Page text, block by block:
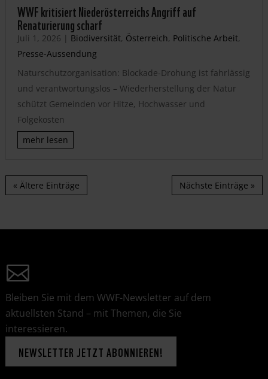
WWF kritisiert Niederösterreichs Angriff auf
Renaturierung scharf
Juli 1, 2026 | Biodiversität, Österreich, Politische Arbeit,
Presse-Aussendung
Naturschutzorganisation: Blockade-Drohung ist fahrlässig
und verantwortungslos – Wiederherstellung der Natur
schützt Gemeinden vor Hitze, Hochwasser und
Folgekosten
mehr lesen
« Ältere Einträge Nächste Einträge »
Bleiben Sie mit dem WWF-Newsletter auf dem
aktuellsten Stand – mit Themen, die Sie
interessieren.
NEWSLETTER JETZT ABONNIEREN!